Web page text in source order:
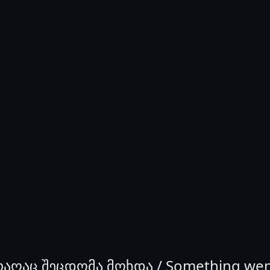
შეცდომა მოხდა / Something